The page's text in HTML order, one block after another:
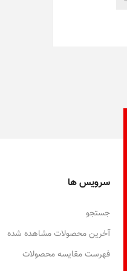
سرویس ها
جستجو
آخرین محصولات مشاهده شده
فهرست مقایسه محصولات